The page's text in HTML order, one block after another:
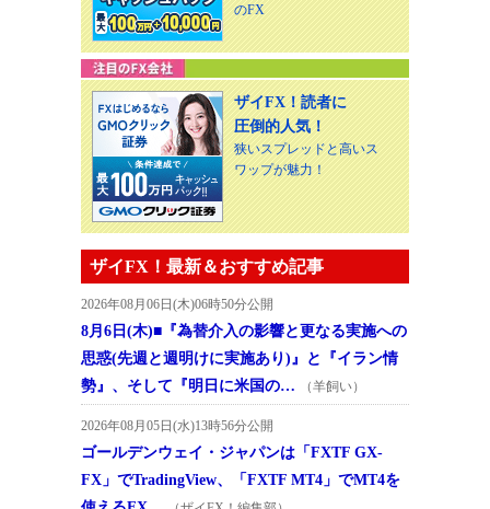
のFX
ザイFX！読者に
圧倒的人気！
狭いスプレッドと高いス
ワップが魅力！
ザイFX！最新＆おすすめ記事
2026年08月06日(木)06時50分公開
8月6日(木)■『為替介入の影響と更なる実施への
思惑(先週と週明けに実施あり)』と『イラン情
勢』、そして『明日に米国の…
（羊飼い）
2026年08月05日(水)13時56分公開
ゴールデンウェイ・ジャパンは「FXTF GX-
FX」でTradingView、「FXTF MT4」でMT4を